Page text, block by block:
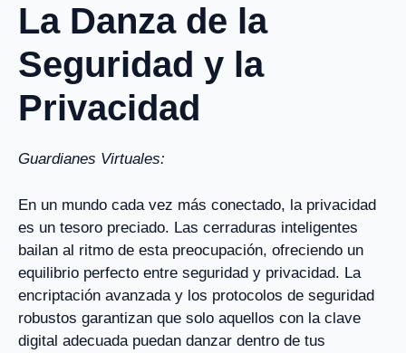
La Danza de la
Seguridad y la
Privacidad
Guardianes Virtuales:
En un mundo cada vez más conectado, la privacidad
es un tesoro preciado. Las cerraduras inteligentes
bailan al ritmo de esta preocupación, ofreciendo un
equilibrio perfecto entre seguridad y privacidad. La
encriptación avanzada y los protocolos de seguridad
robustos garantizan que solo aquellos con la clave
digital adecuada puedan danzar dentro de tus